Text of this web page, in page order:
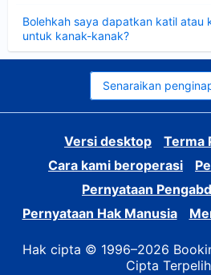
Bolehkah saya dapatkan katil atau
untuk kanak-kanak?
Senaraikan
Versi desktop
Terma
Cara kami beroperasi
Pernyataan
Pernyataan Hak Manusia
Hak cipta © 1996–2026
Cipta